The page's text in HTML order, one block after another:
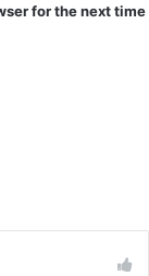
for the next time